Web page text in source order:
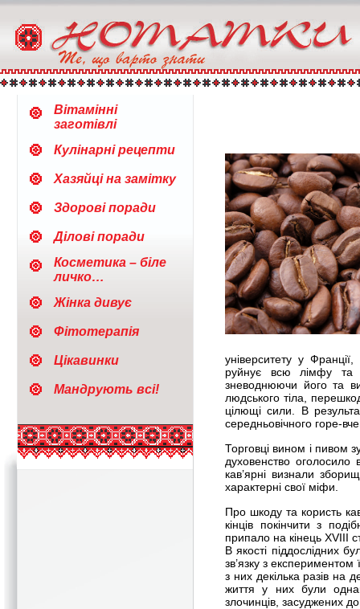
Вітамінні
заготівлі
Кулінарні рецепти
Хазяйці на замітку
Здорові поради
Ділові поради
Косметика – біле
личко…
Жінка дивує
Фітотерапія
Цікавинки
Мандрують всі!
університету у
руйнує всю лімфу та
зневоднюючи його та
людського тіла,
цілющі сили. В
середньовічного горе-
Торговці вином і пивом
духовенство
кав’ярні визнали
характерні свої міфи.
Про шкоду та користь
кінців покінчити з
припало на кінець XVIII
В якості піддослідних
зв’язку з
з них декілька разів на
життя у них були
злочинців, засуджених